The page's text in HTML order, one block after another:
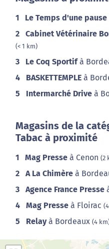
1 Le Temps d'une pause
2 Cabinet Vétérinaire
(< 1 km)
3 Le Coq Sportifà
4 BASKETTEMPLE à
5 Intermarché Drive à
Magasins de la
Tabac à proximité
1 Mag Presse à Cenon (2
2 A La Chimère à
3 Agence France Presse
4 Mag Presse à Floirac
5 Relayà Bordeaux (4